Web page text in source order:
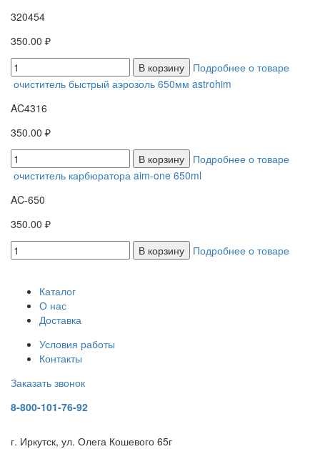
320454
350.00 ₽
В корзину
Подробнее о товаре
очиститель быстрый аэрозоль 650мм astrohim
AC4316
350.00 ₽
В корзину
Подробнее о товаре
очиститель карбюратора aim-one 650ml
AC-650
350.00 ₽
В корзину
Подробнее о товаре
Каталог
О нас
Доставка
Условия работы
Контакты
Заказать звонок
8-800-101-76-92
г. Иркутск, ул. Олега Кошевого 65г